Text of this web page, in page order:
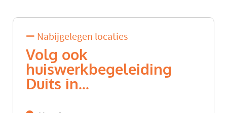
Nabijgelegen locaties
Volg ook
huiswerkbegeleiding
Duits in...